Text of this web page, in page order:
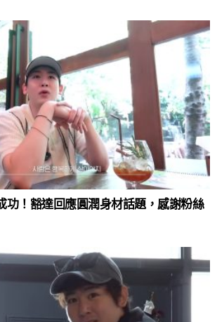
！豁達回應圓潤身材話題，感謝粉絲